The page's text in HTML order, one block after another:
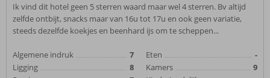
Ik vind dit hotel geen 5 sterren waard maar wel 4 sterren. Bv altijd
zelfde ontbijt, snacks maar van 16u tot 17u en ook geen variatie,
steeds dezelfde koekjes en beenhard ijs om te scheppen...
Algemene indruk
7
Ligging
8
Eten
-
Kamers
9